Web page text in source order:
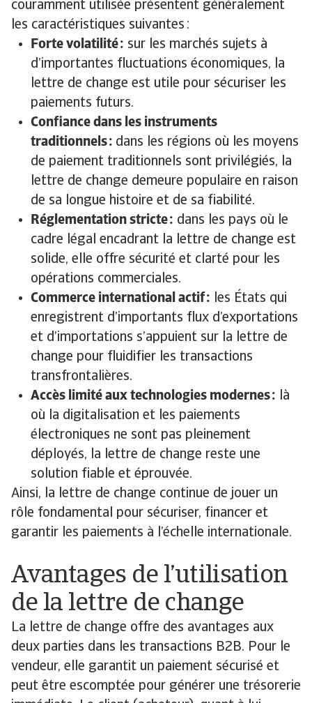
couramment utilisée présentent généralement
les caractéristiques suivantes :
Forte volatilité : sur les marchés sujets à
d’importantes fluctuations économiques, la
lettre de change est utile pour sécuriser les
paiements futurs.
Confiance dans les instruments
traditionnels : dans les régions où les moyens
de paiement traditionnels sont privilégiés, la
lettre de change demeure populaire en raison
de sa longue histoire et de sa fiabilité.
Réglementation stricte : dans les pays où le
cadre légal encadrant la lettre de change est
solide, elle offre sécurité et clarté pour les
opérations commerciales.
Commerce international actif : les États qui
enregistrent d’importants flux d’exportations
et d’importations s’appuient sur la lettre de
change pour fluidifier les transactions
transfrontalières.
Accès limité aux technologies modernes : là
où la digitalisation et les paiements
électroniques ne sont pas pleinement
déployés, la lettre de change reste une
solution fiable et éprouvée.
Ainsi, la lettre de change continue de jouer un
rôle fondamental pour sécuriser, financer et
garantir les paiements à l’échelle internationale.
Avantages de l’utilisation
de la lettre de change
La lettre de change offre des avantages aux
deux parties dans les transactions B2B. Pour le
vendeur, elle garantit un paiement sécurisé et
peut être escomptée pour générer une trésorerie